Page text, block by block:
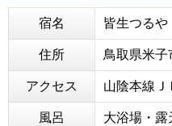
宿名 皆生つるや
住所 鳥取県米子
アクセス 山陰本線
風呂 大浴場・露